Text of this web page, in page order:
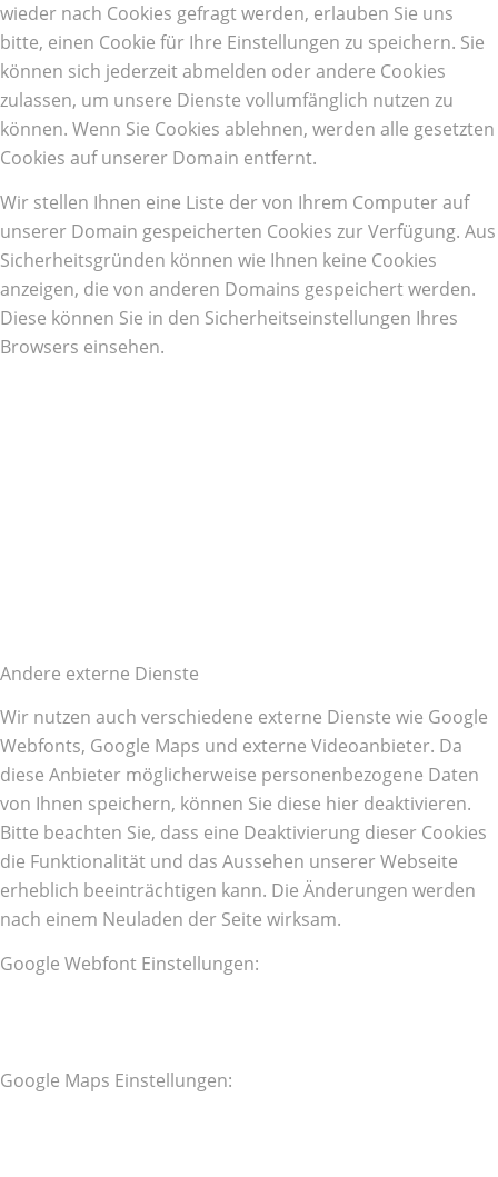
wieder nach Cookies gefragt werden, erlauben Sie uns
bitte, einen Cookie für Ihre Einstellungen zu speichern. Sie
können sich jederzeit abmelden oder andere Cookies
zulassen, um unsere Dienste vollumfänglich nutzen zu
können. Wenn Sie Cookies ablehnen, werden alle gesetzten
Cookies auf unserer Domain entfernt.
Wir stellen Ihnen eine Liste der von Ihrem Computer auf
unserer Domain gespeicherten Cookies zur Verfügung. Aus
Sicherheitsgründen können wie Ihnen keine Cookies
anzeigen, die von anderen Domains gespeichert werden.
Diese können Sie in den Sicherheitseinstellungen Ihres
Browsers einsehen.
Andere externe Dienste
Wir nutzen auch verschiedene externe Dienste wie Google
Webfonts, Google Maps und externe Videoanbieter. Da
diese Anbieter möglicherweise personenbezogene Daten
von Ihnen speichern, können Sie diese hier deaktivieren.
Bitte beachten Sie, dass eine Deaktivierung dieser Cookies
die Funktionalität und das Aussehen unserer Webseite
erheblich beeinträchtigen kann. Die Änderungen werden
nach einem Neuladen der Seite wirksam.
Google Webfont Einstellungen:
Google Maps Einstellungen: